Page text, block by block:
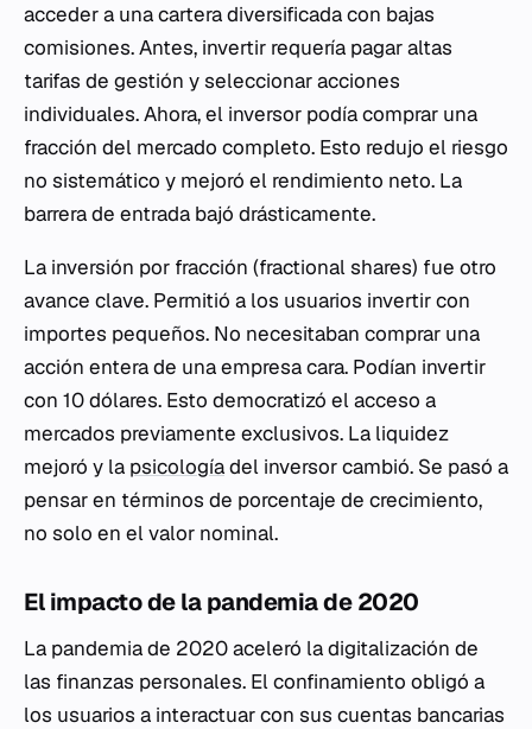
acceder a una cartera diversificada con bajas
comisiones. Antes, invertir requería pagar altas
tarifas de gestión y seleccionar acciones
individuales. Ahora, el inversor podía comprar una
fracción del mercado completo. Esto redujo el riesgo
no sistemático y mejoró el rendimiento neto. La
barrera de entrada bajó drásticamente.
La inversión por fracción (fractional shares) fue otro
avance clave. Permitió a los usuarios invertir con
importes pequeños. No necesitaban comprar una
acción entera de una empresa cara. Podían invertir
con 10 dólares. Esto democratizó el acceso a
mercados previamente exclusivos. La liquidez
mejoró y la psicologíadel inversor cambió. Se pasó a
pensar en términos de porcentaje de crecimiento,
no solo en el valor nominal.
El impacto de la pandemia de 2020
La pandemia de 2020 aceleró la digitalización de
las finanzas personales. El confinamiento obligó a
los usuarios a interactuar con sus cuentas bancarias